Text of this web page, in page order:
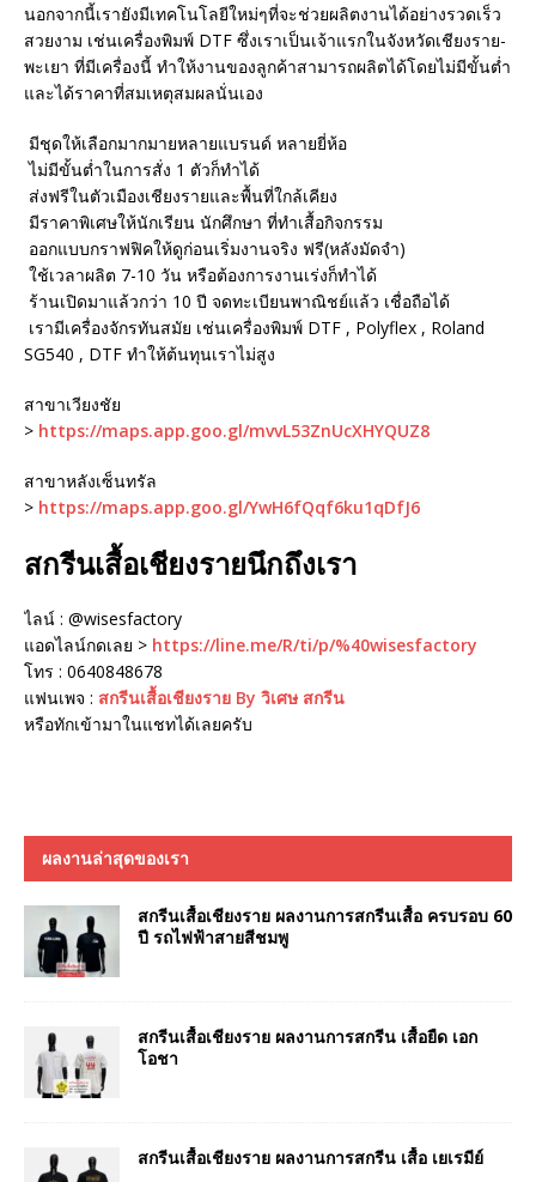
นอกจากนี้เรายังมีเทคโนโลยีใหม่ๆที่จะช่วยผลิตงานได้อย่างรวดเร็ว
สวยงาม เช่นเครื่องพิมพ์ DTF ซึ่งเราเป็นเจ้าแรกในจังหวัดเชียงราย-
พะเยา ที่มีเครื่องนี้ ทำให้งานของลูกค้าสามารถผลิตได้โดยไม่มีขั้นต่ำ
และได้ราคาที่สมเหตุสมผลนั่นเอง
มีชุดให้เลือกมากมายหลายแบรนด์ หลายยี่ห้อ
ไม่มีขั้นต่ำในการสั่ง 1 ตัวก็ทำได้
ส่งฟรีในตัวเมืองเชียงรายและพื้นที่ใกล้เคียง
มีราคาพิเศษให้นักเรียน นักศึกษา ที่ทำเสื้อกิจกรรม
ออกแบบกราฟฟิคให้ดูก่อนเริ่มงานจริง ฟรี(หลังมัดจำ)
ใช้เวลาผลิต 7-10 วัน หรือต้องการงานเร่งก็ทำได้
ร้านเปิดมาแล้วกว่า 10 ปี จดทะเบียนพาณิชย์แล้ว เชื่อถือได้
เรามีเครื่องจักรทันสมัย เช่นเครื่องพิมพ์ DTF , Polyflex , Roland
SG540 , DTF ทำให้ต้นทุนเราไม่สูง
สาขาเวียงชัย
> https://maps.app.goo.gl/mvvL53ZnUcXHYQUZ8
สาขาหลังเซ็นทรัล
> https://maps.app.goo.gl/YwH6fQqf6ku1qDfJ6
สกรีนเสื้อเชียงรายนึกถึงเรา
ไลน์ : @wisesfactory
แอดไลน์กดเลย > https://line.me/R/ti/p/%40wisesfactory
โทร : 0640848678
แฟนเพจ : สกรีนเสื้อเชียงราย By วิเศษ สกรีน
หรือทักเข้ามาในแชทได้เลยครับ
ผลงานล่าสุดของเรา
สกรีนเสื้อเชียงราย ผลงานการสกรีนเสื้อ ครบรอบ 60
ปี รถไฟฟ้าสายสีชมพู
สกรีนเสื้อเชียงราย ผลงานการสกรีน เสื้อยืด เอก
โอชา
สกรีนเสื้อเชียงราย ผลงานการสกรีน เสื้อ เยเรมีย์